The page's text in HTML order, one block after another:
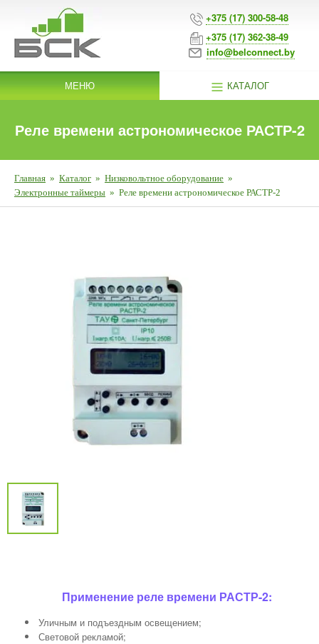
+375 (17) 300-58-48
+375 (17) 362-38-49
info@belconnect.by
МЕНЮ КАТАЛОГ
Реле времени астрономическое РАСТР-2
Главная » Каталог » Низковольтное оборудование »
Электронные таймеры » Реле времени астрономическое РАСТР-2
Применение реле времени РАСТР-2:
Уличным и подъездным освещением;
Световой рекламой;